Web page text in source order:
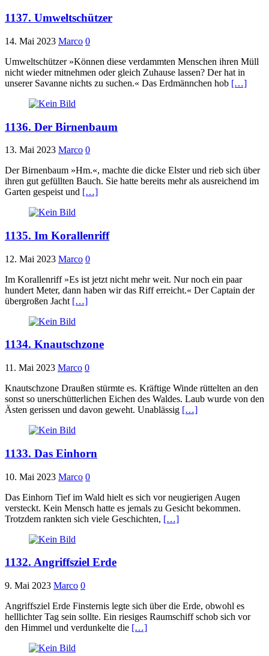
1137. Umweltschützer
14. Mai 2023 Marco 0
Umweltschützer »Können diese verdammten Menschen ihren Müll
nicht wieder mitnehmen oder gleich Zuhause lassen? Der hat in
unserer Savanne nichts zu suchen.« Das Erdmännchen hob […]
1136. Der Birnenbaum
13. Mai 2023 Marco 0
Der Birnenbaum »Hm.«, machte die dicke Elster und rieb sich über
ihren gut gefüllten Bauch. Sie hatte bereits mehr als ausreichend im
Garten gespeist und […]
1135. Im Korallenriff
12. Mai 2023 Marco 0
Im Korallenriff »Es ist jetzt nicht mehr weit. Nur noch ein paar
hundert Meter, dann haben wir das Riff erreicht.« Der Captain der
übergroßen Jacht […]
1134. Knautschzone
11. Mai 2023 Marco 0
Knautschzone Draußen stürmte es. Kräftige Winde rüttelten an den
sonst so unerschütterlichen Eichen des Waldes. Laub wurde von den
Ästen gerissen und davon geweht. Unablässig […]
1133. Das Einhorn
10. Mai 2023 Marco 0
Das Einhorn Tief im Wald hielt es sich vor neugierigen Augen
versteckt. Kein Mensch hatte es jemals zu Gesicht bekommen.
Trotzdem rankten sich viele Geschichten, […]
1132. Angriffsziel Erde
9. Mai 2023 Marco 0
Angriffsziel Erde Finsternis legte sich über die Erde, obwohl es
helllichter Tag sein sollte. Ein riesiges Raumschiff schob sich vor
den Himmel und verdunkelte die […]